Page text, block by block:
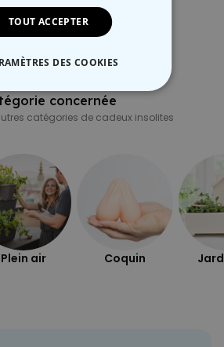
concernée
catégories de cadeux insolites
Plein air Coquin
TOUT ACCEPTER
DES COOKIES
NÉCESSAIRE